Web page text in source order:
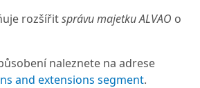
rozšířitsprávu majetku ALVAO o
naleznete na adrese
and extensions segment.